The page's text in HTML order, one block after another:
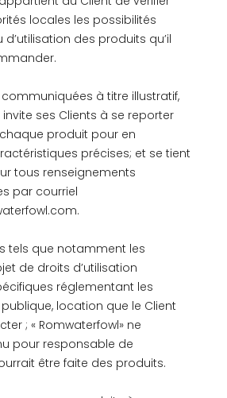
locales les possibilités
des produits qu’il
à titre illustratif,
invite ses Clients à se reporter
produit pour en
précises; et se tient
tous renseignements
par courriel
tels que notamment les
de droits d’utilisation
réglementant les
location que le Client
; « Romwaterfowl» ne
pour responsable de
être faite des produits.